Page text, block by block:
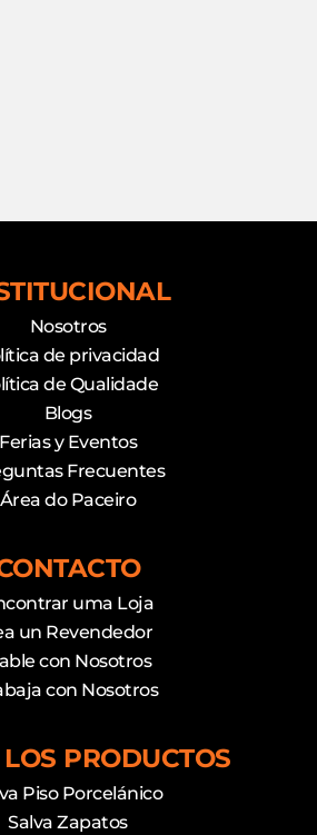
Nosotros
de privacidad
de Qualidade
Blogs
Ferias y Eventos
Frecuentes
Área do Paceiro
uma Loja
un Revendedor
con Nosotros
con Nosotros
PRODUCTOS
Piso Porcelánico
Salva Zapatos